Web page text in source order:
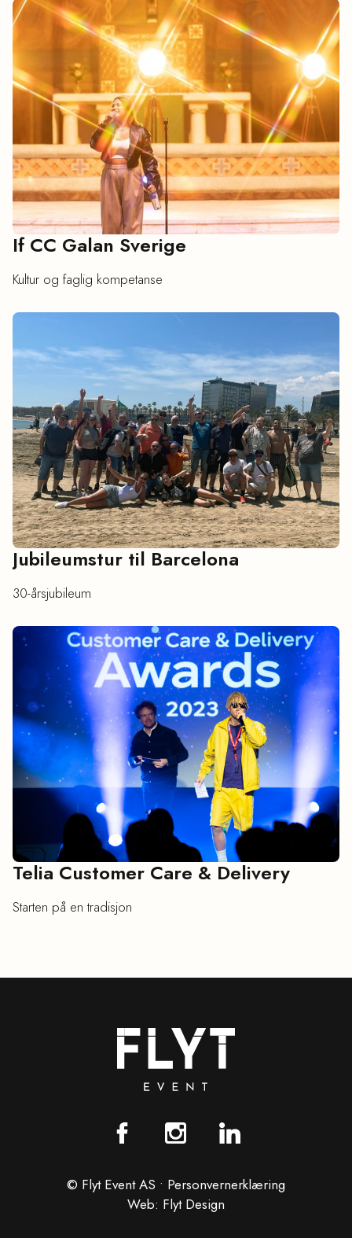
If CC Galan Sverige
Kultur og faglig kompetanse
Jubileumstur til Barcelona
30-årsjubileum
Telia Customer Care & Delivery
Starten på en tradisjon
© Flyt Event AS • Personvernerklæring
Web: Flyt Design